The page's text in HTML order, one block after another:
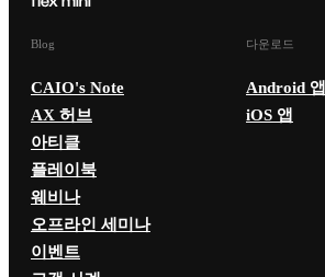
Blog
CAIO's Note
AX 허브
아티클
플레이북
웨비나
오프라인 세미나
이벤트
다운로드
Android 앱
iOS 앱